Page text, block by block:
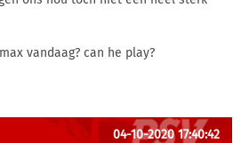
vandaag? can he play?
04-10-2020 17:40:42